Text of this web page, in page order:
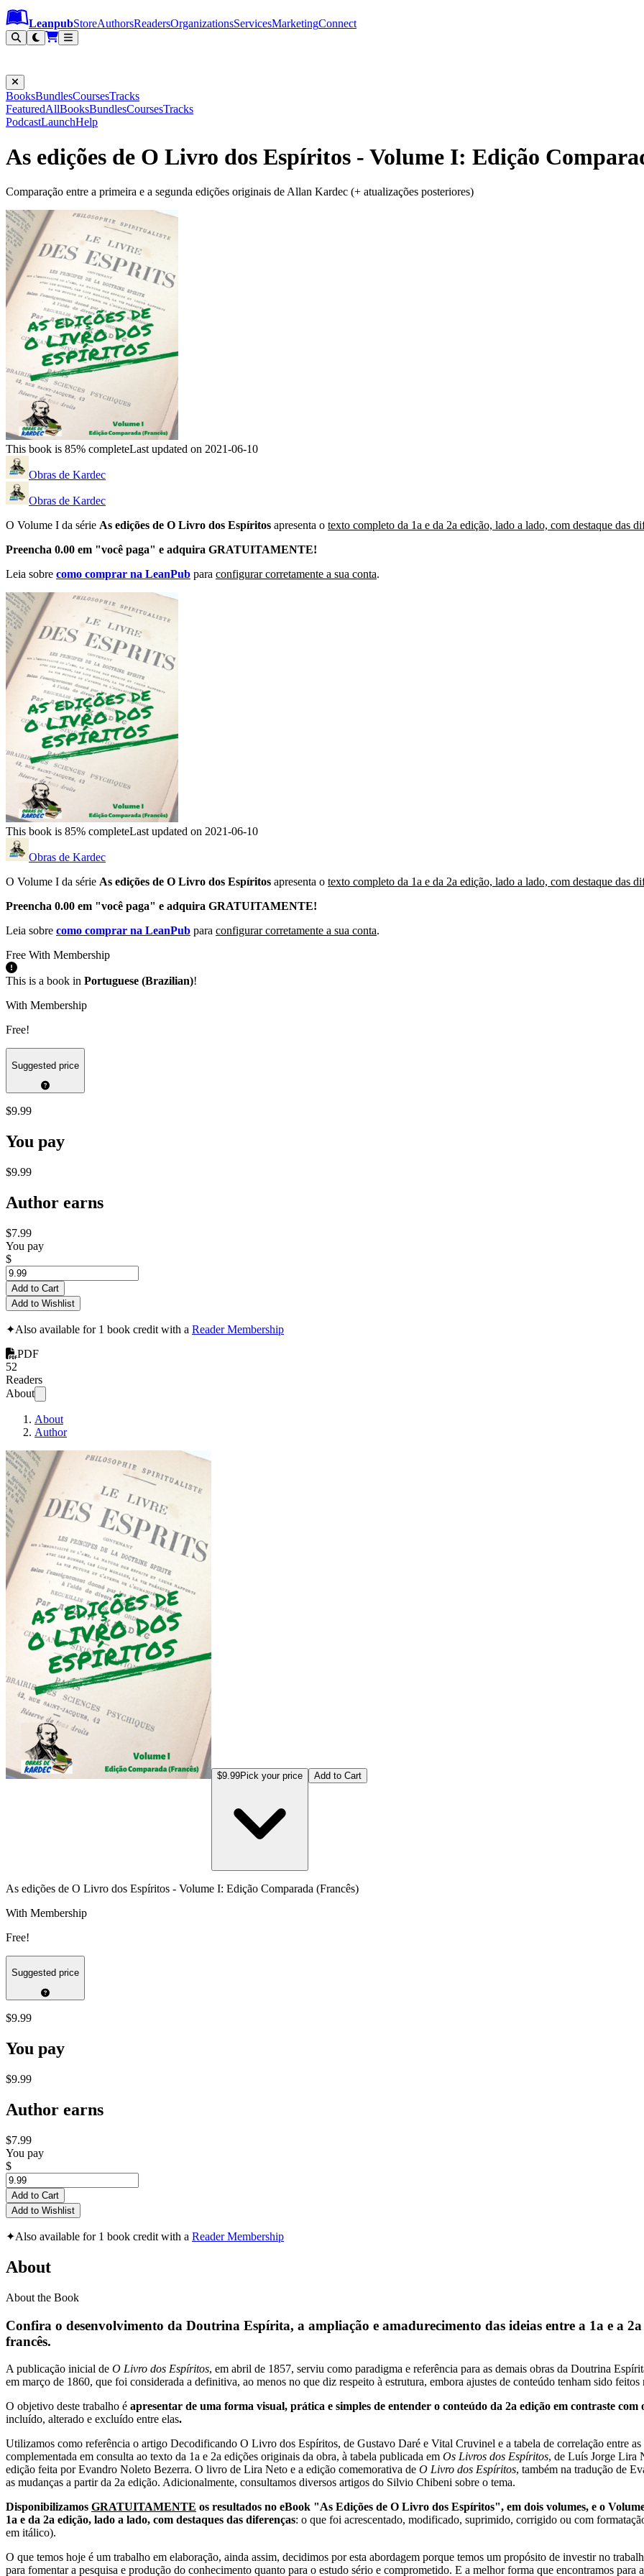
Leanpub Header
Leanpub Navigation
Skip to main content
Go to Leanpub.com
LeanpubStoreAuthorsReadersOrganizationsServicesMarketingConnect
BooksBundlesCoursesTracks
FeaturedAllBooksBundlesCoursesTracks
PodcastLaunchHelp
As edições de O Livro dos Espíritos - Volume I: Edição
Comparação entre a primeira e a segunda edições originais de Allan Kardec (+ atualizações posteriores)
This book is 85% completeLast updated on 2021-06-10
Obras de Kardec
Obras de Kardec
O Volume I da série As edições de O Livro dos Espíritos apresenta o texto completo da 1a e da 2a edição, lado a lado, com destaque das
Preencha 0.00 em "você paga" e adquira GRATUITAMENTE!
Leia sobre como comprar na LeanPub para configurar corretamente a sua conta.
This book is 85% completeLast updated on 2021-06-10
Obras de Kardec
O Volume I da série As edições de O Livro dos Espíritos apresenta o texto completo da 1a e da 2a edição, lado a lado, com destaque das
Preencha 0.00 em "você paga" e adquira GRATUITAMENTE!
Leia sobre como comprar na LeanPub para configurar corretamente a sua conta.
Free With Membership
This is a book in Portuguese (Brazilian)!
With Membership
Free!
Suggested price
$9.99
You pay
$9.99
Author earns
$7.99
You pay
$
Add to Cart
Add to Wishlist
✦Also available for 1 book credit with a Reader Membership
PDF
52
Readers
About
About
Author
$9.99Pick your price Add to Cart
As edições de O Livro dos Espíritos - Volume I: Edição Comparada (Francês)
With Membership
Free!
Suggested price
$9.99
You pay
$9.99
Author earns
$7.99
You pay
$
Add to Cart
Add to Wishlist
✦Also available for 1 book credit with a Reader Membership
About
About the Book
Confira o desenvolvimento da Doutrina Espírita, a ampliação e amadurecimento das ideias entre a 1a e a
francês.
A publicação inicial de O Livro dos Espíritos, em abril de 1857, serviu como paradigma e referência para as demais obras da Doutrina
em março de 1860, que foi considerada a definitiva, ao menos no que diz respeito à estrutura, embora ajustes de conteúdo tenham sido feitos
O objetivo deste trabalho é apresentar de uma forma visual, prática e simples de entender o conteúdo da 2a edição em contraste com
incluído, alterado e excluído entre elas.
Utilizamos como referência o artigo Decodificando O Livro dos Espíritos, de Gustavo Daré e Vital Cruvinel e a tabela de correlação entre
complementada em consulta ao texto da 1a e 2a edições originais da obra, à tabela publicada em Os Livros dos Espíritos, de Luís Jorge Lira
edição feita por Evandro Noleto Bezerra. O livro de Lira Neto e a edição comemorativa de O Livro dos Espíritos, também na tradução de
as mudanças a partir da 2a edição. Adicionalmente, consultamos diversos artigos do Silvio Chibeni sobre o tema.
Disponibilizamos GRATUITAMENTE os resultados no eBook "As Edições de O Livro dos Espíritos", em dois volumes, e o
1a e da 2a edição, lado a lado, com destaques das diferenças: o que foi acrescentado, modificado, suprimido, corrigido ou com
em itálico).
O que temos hoje é um trabalho em elaboração, ainda assim, decidimos por esta abordagem porque temos um propósito de investir no
para fomentar a pesquisa e produção do conhecimento quanto para o estudo sério e comprometido. E a melhor forma que encontramos